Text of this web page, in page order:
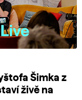
Šimka z
živě na